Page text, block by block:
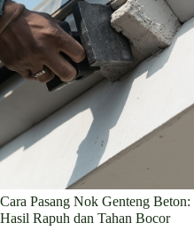
Cara Pasang Nok Genteng
Hasil Rapuh dan Tahan Bocor